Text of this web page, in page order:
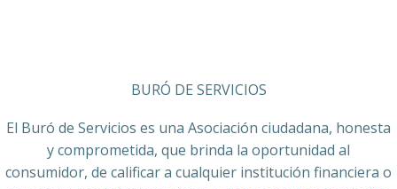
BURÓ DE SERVICIOS
El Buró de Servicios es una Asociación ciudadana, honesta
y comprometida, que brinda la oportunidad al
consumidor, de calificar a cualquier institución financiera o